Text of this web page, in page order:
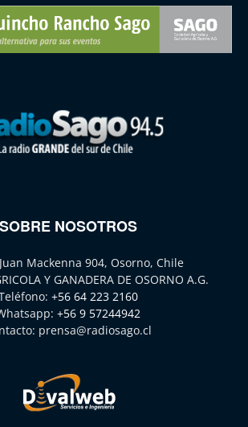
SOBRE NOSOTROS
Mackenna 904, Osorno, Chile
Y GANADERA DE OSORNO A.G.
+56 64 223 2160
+56 9 57244942
prensa@radiosago.cl